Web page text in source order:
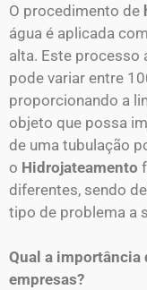
O procedimento de
água é aplicada
alta. Este processo
pode variar entre
proporcionando a
objeto que possa
de uma tubulação
o Hidrojateamento
diferentes, sendo
tipo de problema a
Qual a importância
empresas?